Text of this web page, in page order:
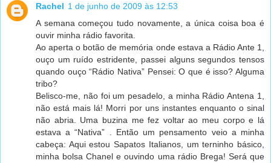
Rachel 1 de junho de 2009 às 12:53
A semana começou tudo novamente, a única coisa boa é
ouvir minha rádio favorita.
Ao aperta o botão de memória onde estava a Rádio Ante 1,
ouço um ruído estridente, passei alguns segundos tensos
quando ouço “Rádio Nativa” Pensei: O que é isso? Alguma
tribo?
Belisco-me, não foi um pesadelo, a minha Rádio Antena 1,
não está mais lá! Morri por uns instantes enquanto o sinal
não abria. Uma buzina me fez voltar ao meu corpo e lá
estava a “Nativa” . Então um pensamento veio a minha
cabeça: Aqui estou Sapatos Italianos, um terninho básico,
minha bolsa Chanel e ouvindo uma rádio Brega! Será que